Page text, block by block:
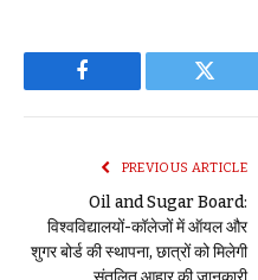
Facebook
PREVIOUS ARTICLE
Oil and Sugar Board:
विश्वविद्यालयों-कॉलेजों में ऑयल और
शुगर बोर्ड की स्थापना, छात्रों को मिलेगी